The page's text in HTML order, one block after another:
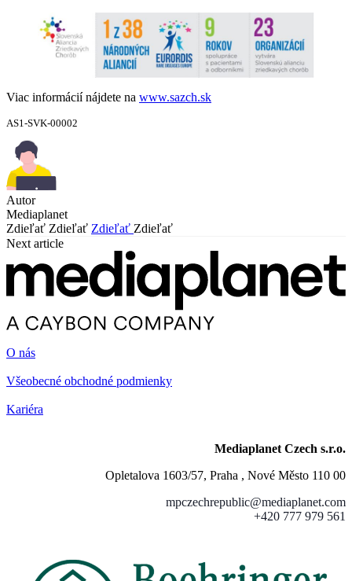
Viac informácií nájdete na www.sazch.sk
AS1-SVK-00002
Autor
Mediaplanet
Zdieľať Zdieľať Zdieľať Zdieľať
Next article
O nás
Všeobecné obchodné podmienky
Kariéra
Mediaplanet Czech s.r.o.
Opletalova 1603/57, Praha , Nové Město 110 00
mpczechrepublic@mediaplanet.com
+420 777 979 561